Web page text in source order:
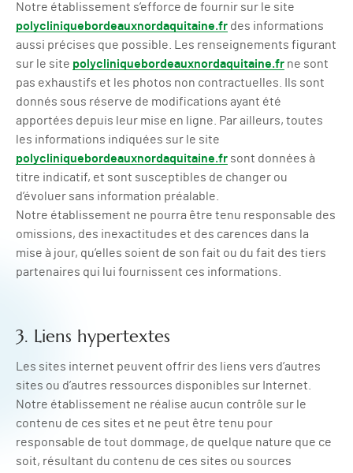
Notre établissement s’efforce de fournir sur le site
polycliniquebordeauxnordaquitaine.fr des informations
aussi précises que possible. Les renseignements figurant
sur le site polycliniquebordeauxnordaquitaine.fr ne sont
pas exhaustifs et les photos non contractuelles. Ils sont
donnés sous réserve de modifications ayant été
apportées depuis leur mise en ligne. Par ailleurs, toutes
les informations indiquées sur le site
polycliniquebordeauxnordaquitaine.fr sont données à
titre indicatif, et sont susceptibles de changer ou
d’évoluer sans information préalable.
Notre établissement ne pourra être tenu responsable des
omissions, des inexactitudes et des carences dans la
mise à jour, qu’elles soient de son fait ou du fait des tiers
partenaires qui lui fournissent ces informations.
3. Liens hypertextes
Les sites internet peuvent offrir des liens vers d’autres
sites ou d’autres ressources disponibles sur Internet.
Notre établissement ne réalise aucun contrôle sur le
contenu de ces sites et ne peut être tenu pour
responsable de tout dommage, de quelque nature que ce
soit, résultant du contenu de ces sites ou sources